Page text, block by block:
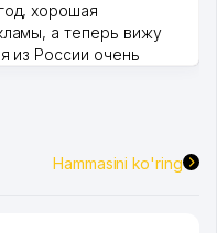
хорошая
а теперь вижу
из России очень
Hammasini ko'ring